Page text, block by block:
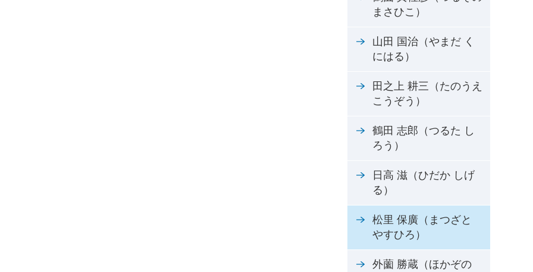
まさひこ）
山田 国治（やまだ く
にはる）
田之上 耕三（たのうえ
こうぞう）
鶴田 志郎（つるた し
ろう）
日高 滋（ひだか しげ
る）
松里 保廣（まつざと
やすひろ）
外薗 勝蔵（ほかぞの